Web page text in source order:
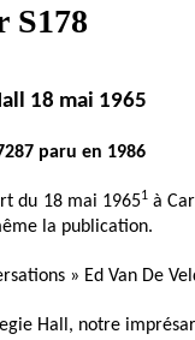
S178
18 mai 1965
paru en 1986
du 18 mai 19651à
la publication.
» Ed Van De
Hall, notre